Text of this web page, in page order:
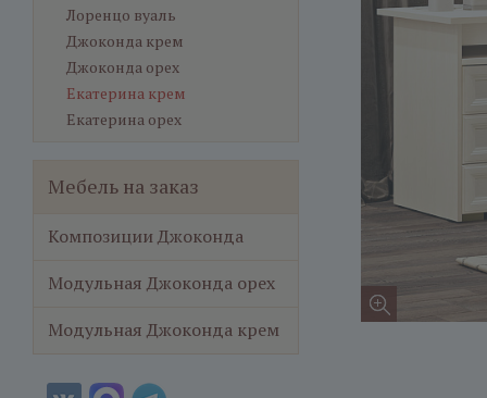
Лоренцо вуаль
Джоконда крем
Джоконда орех
Екатерина крем
Екатерина орех
Мебель на заказ
Композиции Джоконда
Модульная Джоконда орех
Модульная Джоконда крем